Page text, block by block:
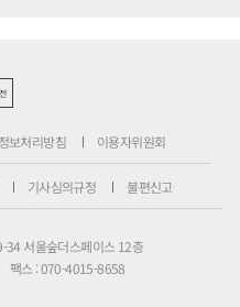
보처리방침 이용자위원회
기사심의규정 불편신고
34 서울숲더스페이스 12층
팩스 : 070-4015-8658